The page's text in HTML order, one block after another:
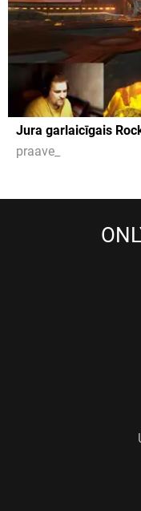
Jura garlaicīgais
praave_